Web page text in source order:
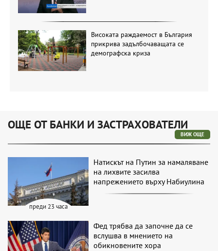
Високата раждаемост в България
прикрива задълбочаващата се
демографска криза
ОЩЕ ОТ БАНКИ И ЗАСТРАХОВАТЕЛИ
ВИЖ ОЩЕ
преди 23 часа
Натискът на Путин за намаляване
на лихвите засилва
напрежението върху Набиулина
Фед трябва да започне да се
вслушва в мнението на
обикновените хора